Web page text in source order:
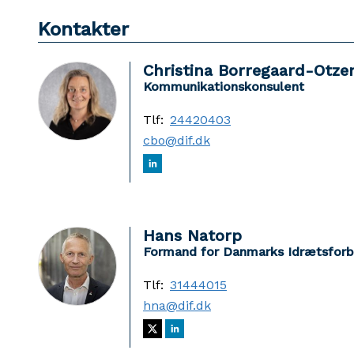
Kontakter
Christina Borregaard-
Kommunikationskonsulent
Tlf: 24420403
cbo@dif.dk
Hans Natorp
Formand for Danmarks
Tlf: 31444015
hna@dif.dk